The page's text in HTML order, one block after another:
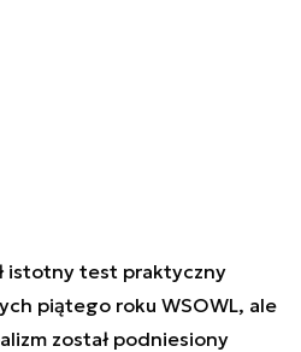
istotny test praktyczny
piątego roku WSOWL, ale
został podniesiony